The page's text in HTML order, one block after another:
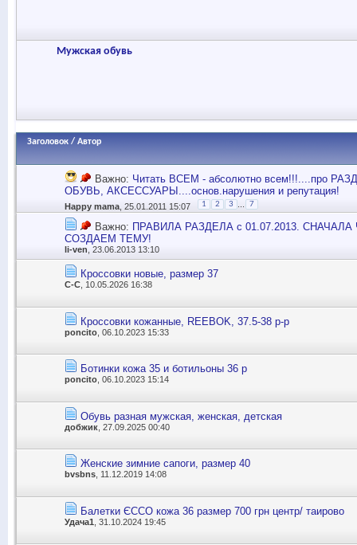
Мужская обувь
Заголовок / Автор
Важно: Читать ВСЕМ - абсолютно всем!!!....про
ОБУВЬ, АКСЕССУАРЫ....основ.нарушения и репутация!
Happy mama , 25.01.2011 15:07 1 2 3 7
Важно: ПРАВИЛА РАЗДЕЛА с 01.07.2013.
СОЗДАЕМ ТЕМУ!
li-ven , 23.06.2013 13:10
Кроссовки новые, размер 37
С-С , 10.05.2026 16:38
Кроссовки кожанные, REEBOK, 37.5-38 р-р
poncito , 06.10.2023 15:33
Ботинки кожа 35 и ботильоны 36 р
poncito , 06.10.2023 15:14
Обувь разная мужская, женская, детская
добжик , 27.09.2025 00:40
Женские зимние сапоги, размер 40
bvsbns , 11.12.2019 14:08
Балетки ЄССО кожа 36 размер 700 грн центр/ таирово
Удача1 , 31.10.2024 19:45